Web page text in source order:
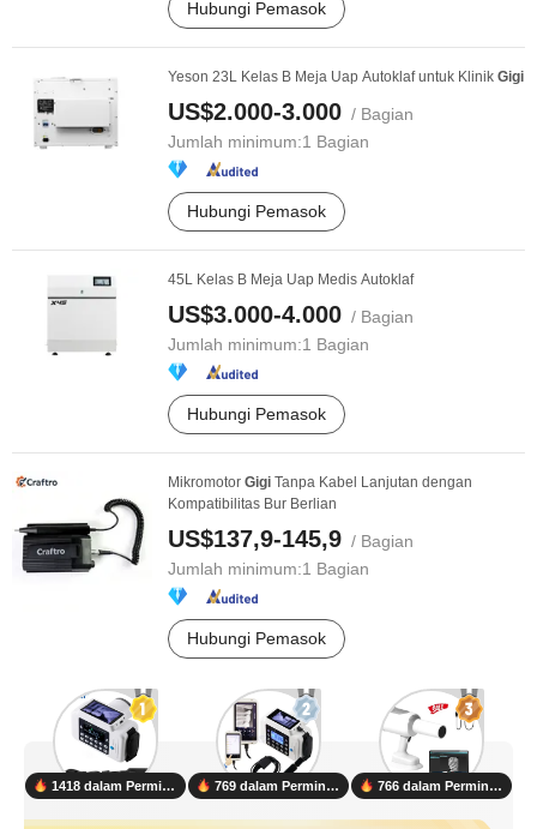
Hubungi Pemasok
Yeson 23L Kelas B Meja Uap Autoklaf untuk Klinik Gigi
US$2.000-3.000 / Bagian
Jumlah minimum:1 Bagian
Hubungi Pemasok
45L Kelas B Meja Uap Medis Autoklaf
US$3.000-4.000 / Bagian
Jumlah minimum:1 Bagian
Hubungi Pemasok
Mikromotor Gigi Tanpa Kabel Lanjutan dengan
Kompatibilitas Bur Berlian
US$137,9-145,9 / Bagian
Jumlah minimum:1 Bagian
Hubungi Pemasok
1418 dalam Permintaan 769 dalam Permintaan 766 dalam Permintaan